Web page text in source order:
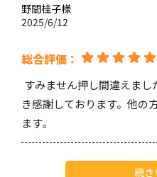
野間桂子様
2025/6/12
総合評価：
すみません押し間違えま
き感謝しております。他の
ます。
Ryoki Yamashita 続き